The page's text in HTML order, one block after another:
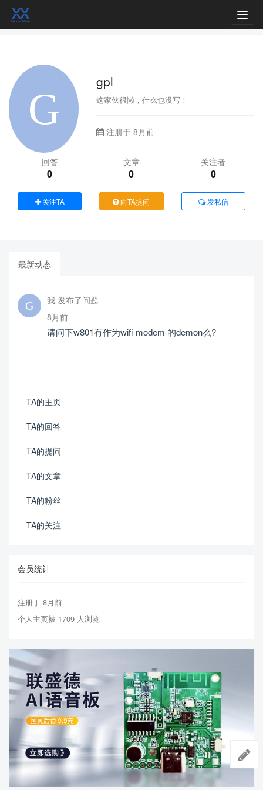
gpl
这家伙很懒，什么也没写！
注册于 8月前
回答
0
文章
0
关注者
0
关注TA 向TA提问 发私信
最新动态
我 发布了问题
8月前
请问下w801有作为wifi modem 的demon么?
TA的主页
TA的回答
TA的提问
TA的文章
TA的粉丝
TA的关注
会员统计
注册于 8月前
个人主页被 1709 人浏览